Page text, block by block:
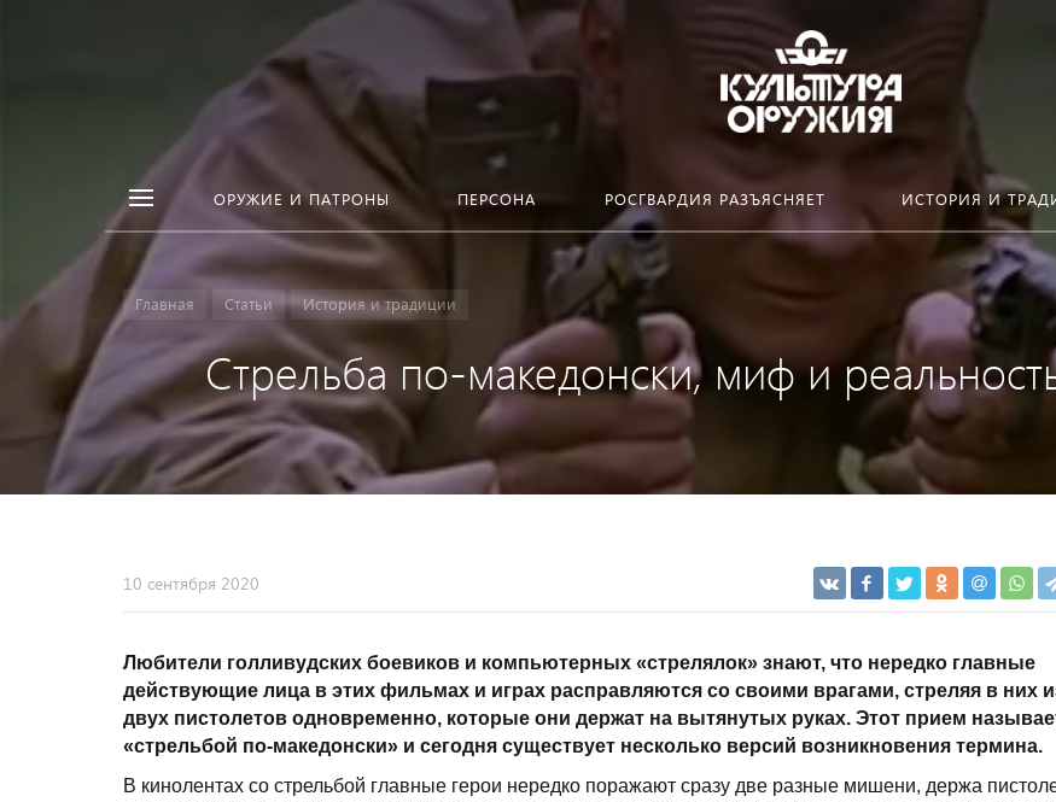
ОРУЖИЕ И ПАТРОНЫ ПЕРСОНА РОСГВАРДИЯ РАЗЪЯСНЯЕТ ИСТОРИЯ И
Главная Статьи История и традиции
Стрельба по-македонски, миф и
10 сентября 2020
Любители голливудских боевиков и компьютерных «стрелялок» знают, что нередко главные
действующие лица в этих фильмах и играх расправляются со своими врагами, стреляя в них
двух пистолетов одновременно, которые они держат на вытянутых руках. Этот прием
«стрельбой по-македонски» и сегодня существует несколько версий возникновения термина.
В кинолентах со стрельбой главные герои нередко поражают сразу две разные мишени, держа